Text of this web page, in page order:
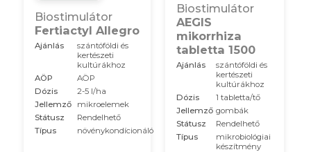
Biostimulátor
Fertiactyl Allegro
Ajánlás
szántóföldi és
kertészeti
kultúrákhoz
AÖP
AÖP
Dózis
2-5 l/ha
Jellemző
mikroelemek
Státusz
Rendelhető
Típus
növénykondícionáló
Biostimulátor
AEGIS
mikorrhiza
tabletta 1500
Ajánlás
szántóföldi és
kertészeti
kultúrákhoz
Dózis
1 tabletta/tő
Jellemző gombák
Státusz
Rendelhető
Típus
mikrobiológiai
készítmény